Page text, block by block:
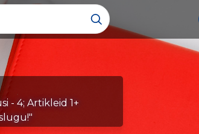
- 4; Artikleid 1+